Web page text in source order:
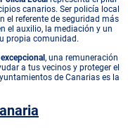
canarios. Ser policía local
el referente de seguridad más
el auxilio, la mediación y un
propia comunidad.
, una remuneración
a tus vecinos y proteger el
de Canarias es la